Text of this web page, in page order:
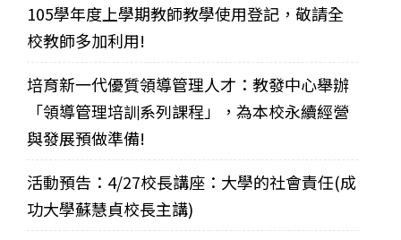
105學年度上學期教師教學使用登記，敬請全
校教師多加利用!
培育新一代優質領導管理人才：教發中心舉辦
「領導管理培訓系列課程」，為本校永續經營
與發展預做準備!
活動預告：4/27校長講座：大學的社會責任(成
功大學蘇慧貞校長主講)